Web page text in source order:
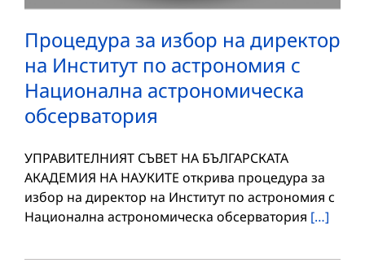
Процедура за избор на директор
на Институт по астрономия с
Национална астрономическа
обсерватория
УПРАВИТЕЛНИЯТ СЪВЕТ НА БЪЛГАРСКАТА
АКАДЕМИЯ НА НАУКИТЕ открива процедура за
избор на директор на Институт по астрономия с
Национална астрономическа обсерватория […]